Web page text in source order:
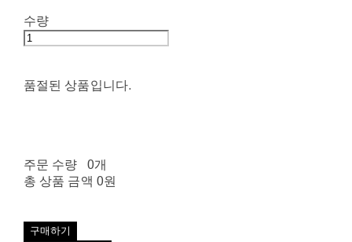
수량
품절된 상품입니다.
주문 수량
0개
총 상품 금액 0원
구매하기